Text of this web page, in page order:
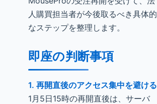
人購買担当者が今後取るべき具体的
なステップを整理します。
即座の判断事項
1. 再開直後のアクセス集中を避ける
1月5日15時の再開直後は、サーバ